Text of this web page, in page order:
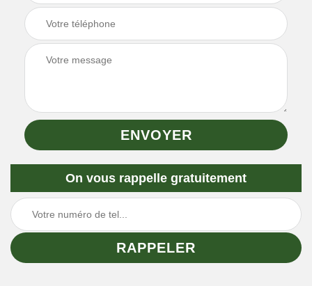
On vous rappelle gratuitement